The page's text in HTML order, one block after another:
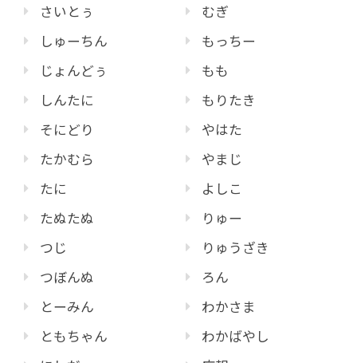
さいとぅ
しゅーちん
じょんどぅ
しんたに
そにどり
たかむら
たに
たぬたぬ
つじ
つぼんぬ
とーみん
ともちゃん
むぎ
もっちー
もも
もりたき
やはた
やまじ
よしこ
りゅー
りゅうざき
ろん
わかさま
わかばやし